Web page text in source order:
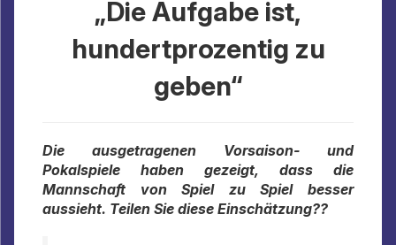
„Die Aufgabe ist,
hundertprozentig zu
geben“
Die ausgetragenen Vorsaison- und
Pokalspiele haben gezeigt, dass die
Mannschaft von Spiel zu Spiel besser
aussieht. Teilen Sie diese Einschätzung??